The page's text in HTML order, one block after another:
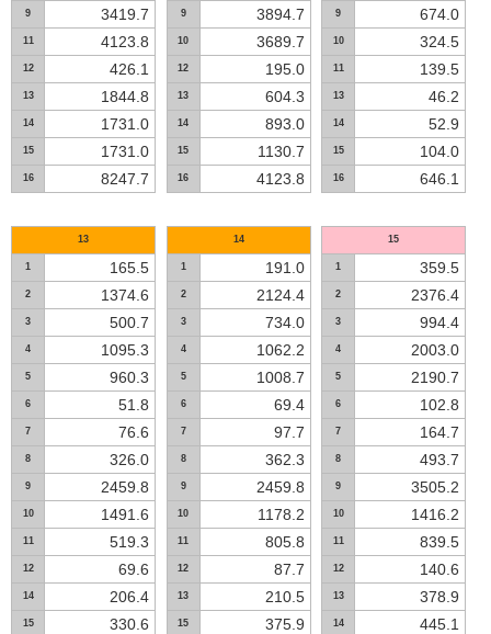
9 3419.7
11 4123.8
12 426.1
13 1844.8
14 1731.0
15 1731.0
16 8247.7
9 3894.7
10 3689.7
12 195.0
13 604.3
14 893.0
15 1130.7
16 4123.8
9 674.0
10 324.5
11 139.5
13 46.2
14 52.9
15 104.0
16 646.1
13
1 165.5
2 1374.6
3 500.7
4 1095.3
5 960.3
6 51.8
7 76.6
8 326.0
9 2459.8
10 1491.6
11 519.3
12 69.6
14 206.4
15 330.6
14
1 191.0
2 2124.4
3 734.0
4 1062.2
5 1008.7
6 69.4
7 97.7
8 362.3
9 2459.8
10 1178.2
11 805.8
12 87.7
13 210.5
15 375.9
15
1 359.5
2 2376.4
3 994.4
4 2003.0
5 2190.7
6 102.8
7 164.7
8 493.7
9 3505.2
10 1416.2
11 839.5
12 140.6
13 378.9
14 445.1